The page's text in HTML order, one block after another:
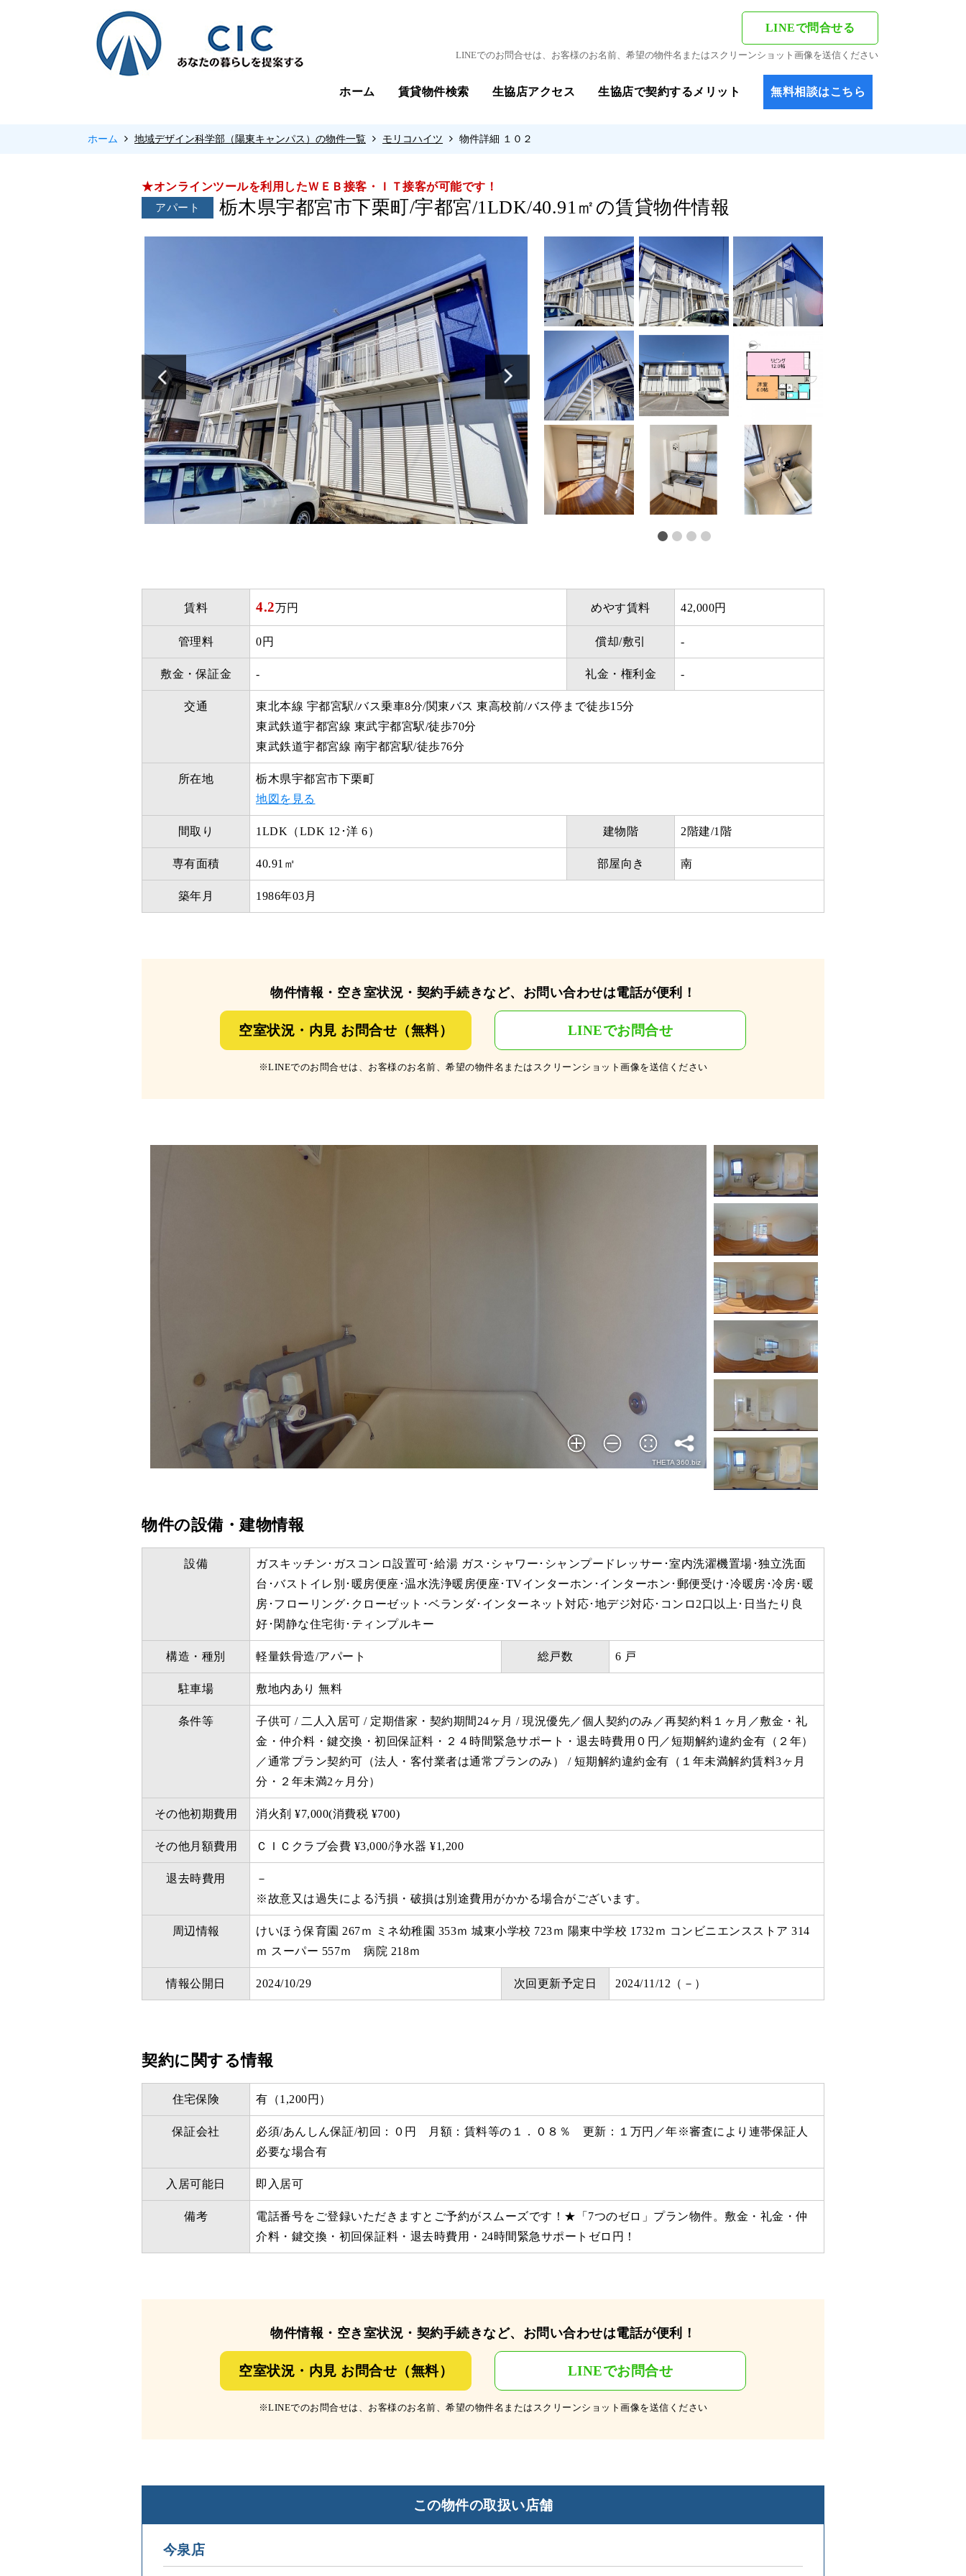
LINEで問合せる
LINEでのお問合せは、お客様のお名前、希望の物件名またはスクリーンショット画像を送信ください
ホーム 賃貸物件検索 生協店アクセス 生協店で契約するメリット 無料相談はこちら
ホーム 地域デザイン科学部（陽東キャンパス）の物件一覧 モリコハイツ 物件詳細 １０２
★オンラインツールを利用したＷＥＢ接客・ＩＴ接客が可能です！
アパート
栃木県宇都宮市下栗町/宇都宮/1LDK/40.91㎡の賃貸物件情報
賃料 4.2万円 めやす賃料 42,000円
管理料 0円 償却/敷引 -
敷金・保証金 - 礼金・権利金 -
交通
東北本線 宇都宮駅/バス乗車8分/関東バス 東高校前/バス停まで徒歩15分
東武鉄道宇都宮線 東武宇都宮駅/徒歩70分
東武鉄道宇都宮線 南宇都宮駅/徒歩76分
所在地
栃木県宇都宮市下栗町
地図を見る
間取り 1LDK（LDK 12･洋 6） 建物階 2階建/1階
専有面積 40.91㎡ 部屋向き 南
築年月 1986年03月
物件情報・空き室状況・契約手続きなど、お問い合わせは電話が便利！
空室状況・内見 お問合せ（無料） LINEでお問合せ
※LINEでのお問合せは、お客様のお名前、希望の物件名またはスクリーンショット画像を送信ください
物件の設備・建物情報
設備
ガスキッチン･ガスコンロ設置可･給湯 ガス･シャワー･シャンプードレッサー･室内洗濯機置場･独立洗面
台･バストイレ別･暖房便座･温水洗浄暖房便座･TVインターホン･インターホン･郵便受け･冷暖房･冷房･暖
房･フローリング･クローゼット･ベランダ･インターネット対応･地デジ対応･コンロ2口以上･日当たり良
好･閑静な住宅街･ティンプルキー
構造・種別 軽量鉄骨造/アパート 総戸数 6 戸
駐車場 敷地内あり 無料
条件等
子供可 / 二人入居可 / 定期借家・契約期間24ヶ月 / 現況優先／個人契約のみ／再契約料１ヶ月／敷金・礼
金・仲介料・鍵交換・初回保証料・２４時間緊急サポート・退去時費用０円／短期解約違約金有（２年）
／通常プラン契約可（法人・客付業者は通常プランのみ） / 短期解約違約金有（１年未満解約賃料3ヶ月
分・２年未満2ヶ月分）
その他初期費用 消火剤 ¥7,000(消費税 ¥700)
その他月額費用 ＣＩＣクラブ会費 ¥3,000/浄水器 ¥1,200
退去時費用
－
※故意又は過失による汚損・破損は別途費用がかかる場合がございます。
周辺情報
けいほう保育園 267ｍ ミネ幼稚園 353ｍ 城東小学校 723ｍ 陽東中学校 1732ｍ コンビニエンスストア 314
ｍ スーパー 557ｍ 病院 218ｍ
情報公開日 2024/10/29 次回更新予定日 2024/11/12（－）
契約に関する情報
住宅保険 有（1,200円）
保証会社
必須/あんしん保証/初回：０円 月額：賃料等の１．０８％ 更新：１万円／年※審査により連帯保証人
必要な場合有
入居可能日 即入居可
備考
電話番号をご登録いただきますとご予約がスムーズです！★「7つのゼロ」プラン物件。敷金・礼金・仲
介料・鍵交換・初回保証料・退去時費用・24時間緊急サポートゼロ円！
物件情報・空き室状況・契約手続きなど、お問い合わせは電話が便利！
空室状況・内見 お問合せ（無料） LINEでお問合せ
※LINEでのお問合せは、お客様のお名前、希望の物件名またはスクリーンショット画像を送信ください
この物件の取扱い店舗
今泉店